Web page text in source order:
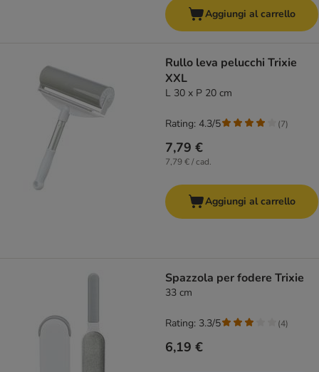
Aggiungi al carrello
Rullo leva pelucchi Trixie
XXL
L 30 x P 20 cm
7,79 €
7,79 € / cad.
Rating: 4.3/5 (7)
Aggiungi al carrello
Spazzola per fodere Trixie
33 cm
6,19 €
Rating: 3.3/5 (4)